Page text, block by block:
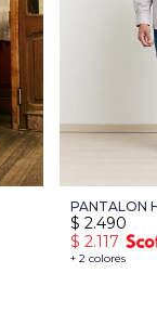
PANTALON
+ 2 colores
$ 2.490
$ 2.117